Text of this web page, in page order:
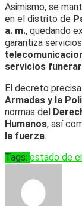
Asimismo, se
en el distrito de
a. m., quedando
garantiza
servicios
El decreto
Armadas y la
normas del
Humanos, así
la fuerza.
Tags: estado de